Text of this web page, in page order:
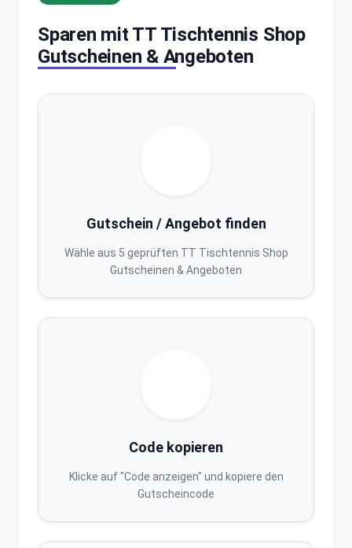
Sparen mit TT Tischtennis Shop
Gutscheinen & Angeboten
Gutschein / Angebot finden
Wähle aus 5 geprüften TT Tischtennis Shop
Gutscheinen & Angeboten
Code kopieren
Klicke auf "Code anzeigen" und kopiere den
Gutscheincode